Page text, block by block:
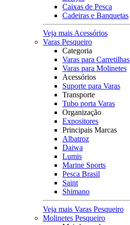
Caixas de Pesca
Cadeiras e Banquetas
Veja mais Acessórios
Varas Pesqueiro
Categoria
Varas para Carretilhas
Varas para Molinetes
Acessórios
Suporte para Varas
Transporte
Tubo porta Varas
Organização
Expositores
Principais Marcas
Albatroz
Daiwa
Lumis
Marine Sports
Pesca Brasil
Saint
Shimano
Veja mais Varas Pesqueiro
Molinetes Pesqueiro